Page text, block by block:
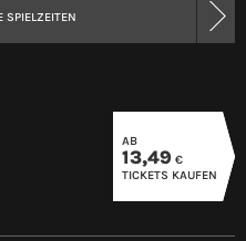
SPIELZEITEN
AB
13,49 €
TICKETS KAUFEN